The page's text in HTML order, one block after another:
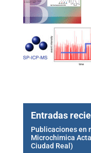
Entradas
Publicaciones en
Microchimica
Ciudad Real)